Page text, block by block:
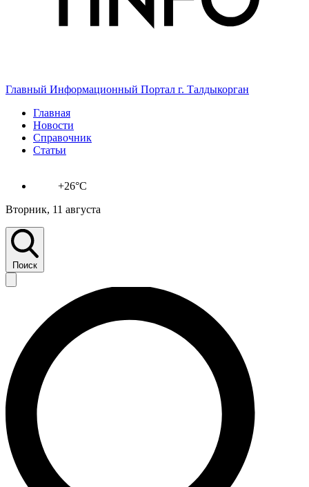
Главный Информационный Портал г. Талдыкорган
Главная
Новости
Справочник
Статьи
+26°C
Вторник, 11 августа
Поиск